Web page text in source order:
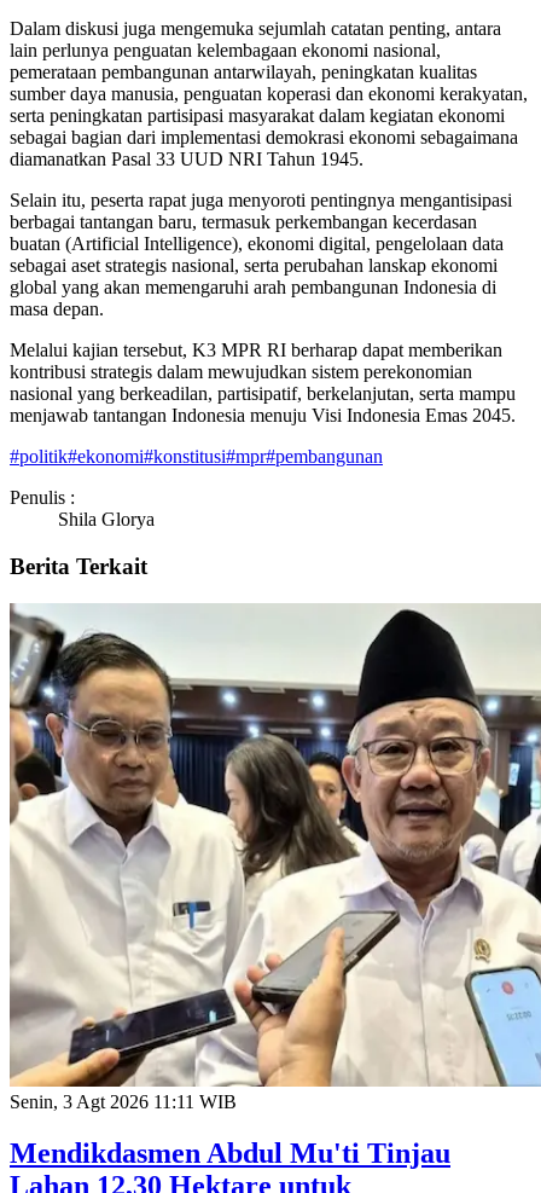
Dalam diskusi juga mengemuka sejumlah catatan penting, antara
lain perlunya penguatan kelembagaan ekonomi nasional,
pemerataan pembangunan antarwilayah, peningkatan kualitas
sumber daya manusia, penguatan koperasi dan ekonomi kerakyatan,
serta peningkatan partisipasi masyarakat dalam kegiatan ekonomi
sebagai bagian dari implementasi demokrasi ekonomi sebagaimana
diamanatkan Pasal 33 UUD NRI Tahun 1945.
Selain itu, peserta rapat juga menyoroti pentingnya mengantisipasi
berbagai tantangan baru, termasuk perkembangan kecerdasan
buatan (Artificial Intelligence), ekonomi digital, pengelolaan data
sebagai aset strategis nasional, serta perubahan lanskap ekonomi
global yang akan memengaruhi arah pembangunan Indonesia di
masa depan.
Melalui kajian tersebut, K3 MPR RI berharap dapat memberikan
kontribusi strategis dalam mewujudkan sistem perekonomian
nasional yang berkeadilan, partisipatif, berkelanjutan, serta mampu
menjawab tantangan Indonesia menuju Visi Indonesia Emas 2045.
#politik#ekonomi#konstitusi#mpr#pembangunan
Penulis :
Shila Glorya
Berita Terkait
Senin, 3 Agt 2026 11:11 WIB
Mendikdasmen Abdul Mu'ti Tinjau
Lahan 12,30 Hektare untuk